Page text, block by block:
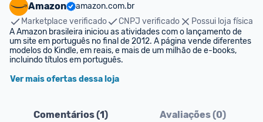
Amazon
amazon.com.br
Marketplace verificado
CNPJ verificado
Possui loja física
A Amazon brasileira iniciou as atividades com o lançamento de
um site em português no final de 2012. A página vende diferentes
modelos do Kindle, em reais, e mais de um milhão de e-books,
incluindo títulos em português.
Ver mais ofertas dessa loja
Comentários (1) Avaliações (0)